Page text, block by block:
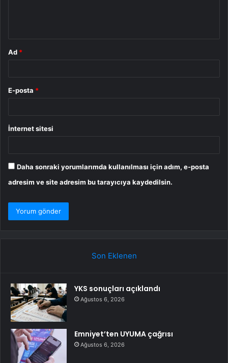
Ad *
E-posta *
İnternet sitesi
Daha sonraki yorumlarımda kullanılması için adım, e-posta
adresim ve site adresim bu tarayıcıya kaydedilsin.
Son Eklenen
YKS sonuçları açıklandı
Ağustos 6, 2026
Emniyet’ten UYUMA çağrısı
Ağustos 6, 2026